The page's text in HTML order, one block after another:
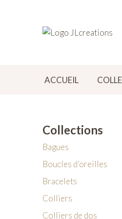
ACCUEIL
Collections
Bagues
Boucles d’oreilles
Bracelets
Colliers
Colliers de dos